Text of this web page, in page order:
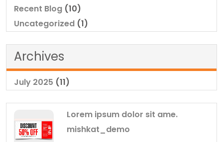
Recent Blog (10)
Uncategorized (1)
Archives
July 2025 (11)
Lorem ipsum dolor sit ame.
mishkat_demo